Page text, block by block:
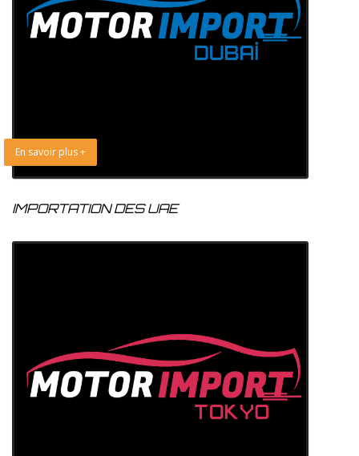
En savoir plus +
IMPORTATION DES UAE